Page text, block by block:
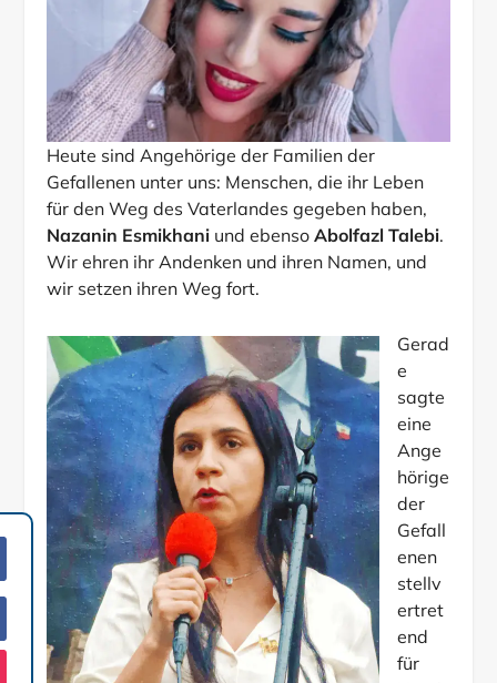
Heute sind Angehörige der Familien der
Gefallenen unter uns: Menschen, die ihr Leben
für den Weg des Vaterlandes gegeben haben,
Nazanin Esmikhani und ebensoAbolfazl Talebi.
Wir ehren ihr Andenken und ihren Namen, und
wir setzen ihren Weg fort.
Gerad
e
sagte
eine
Ange
hörige
der
Gefall
enen
stellv
ertret
end
für